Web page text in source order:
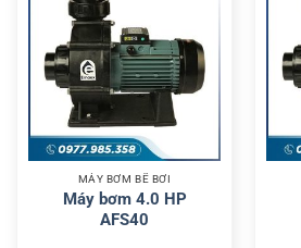
MÁY BƠM BỂ BƠI
Máy bơm 4.0 HP
AFS40